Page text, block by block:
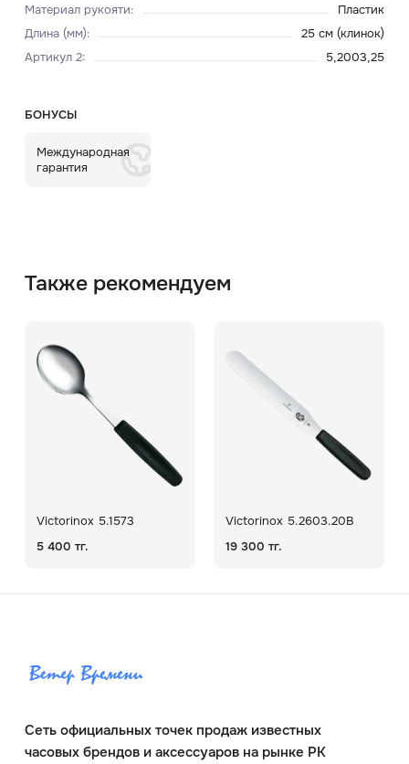
Материал рукояти:
Пластик
Длина (мм):
25 см (клинок)
Артикул 2: 5,2003,25
БОНУСЫ
Международная
гарантия
Также рекомендуем
Victorinox 5.1573
5 400 тг.
Victorinox 5.2603.20B
19 300 тг.
Сеть официальных точек продаж известных
часовых брендов и аксессуаров на рынке РК